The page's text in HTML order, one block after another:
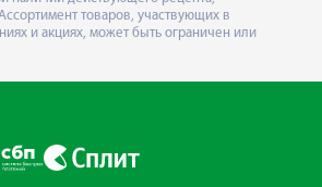
товаров, участвующих в
и акциях, может быть ограничен или